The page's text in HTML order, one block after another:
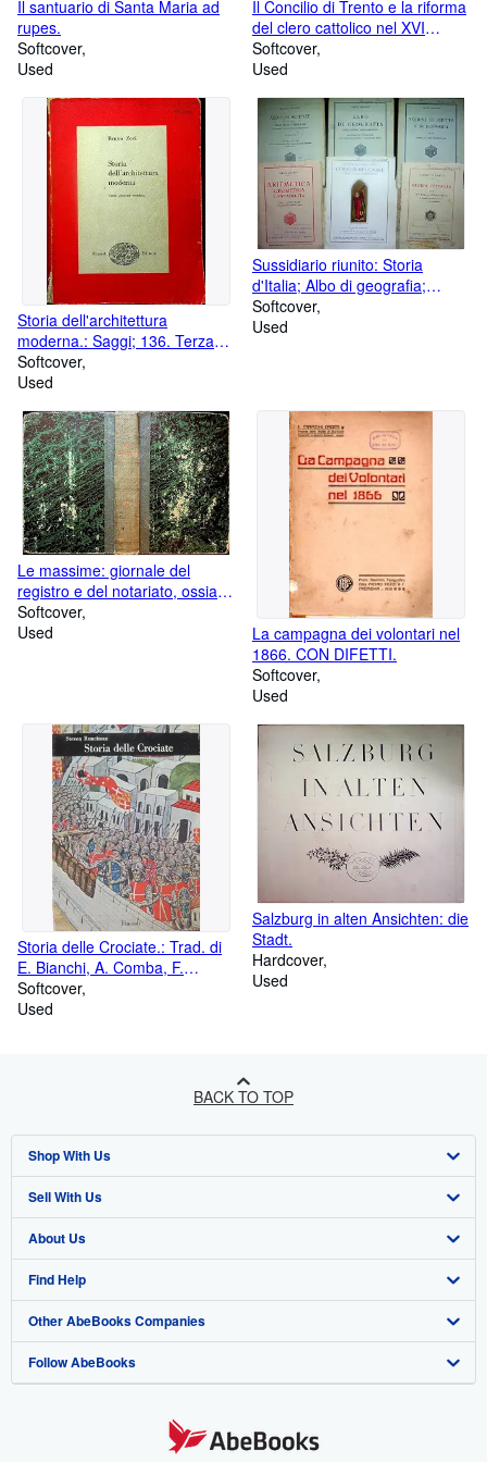
Il santuario di Santa Maria ad
rupes.
Softcover
Used
Il Concilio di Trento e la riforma
del clero cattolico nel XVI
secolo.: Traduzione dalla
seconda edizione francese.
Softcover
Used
Storia dell'architettura
moderna.: Saggi; 136. Terza
edizione riveduta.
Softcover
Used
Sussidiario riunito: Storia
d'Italia; Albo di geografia;
Corso di religione; Aritmetica,
geometria e contabilitÃ; Albo di
Softcover
Used
Le massime: giornale del
registro e del notariato, ossia
Raccolta delle risoluzioni
amministrative e decisioni
Softcover
Used
La campagna dei volontari nel
1866. CON DIFETTI.
Softcover
Used
Storia delle Crociate.: Trad. di
E. Bianchi, A. Comba, F.
Comba. Biblioteca di cultura
storica; 91.
Softcover
Used
Salzburg in alten Ansichten: die
Stadt.
Hardcover
Used
BACK TO TOP
Shop With Us
Advanced Search
Browse Collections
My Account
My Orders
View Basket
Sell With Us
Start Selling
Join Our Affiliate Programme
Book Buyback
Refer a seller
About Us
About AbeBooks
Media
Careers
Find Help
Help
Customer Service
Other AbeBooks Companies
AbeBooks.com
Follow AbeBooks